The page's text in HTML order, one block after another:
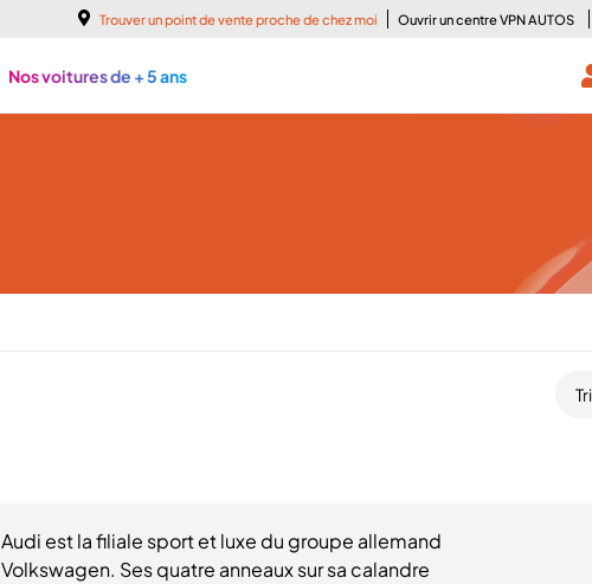
Trouver un point de vente proche de chez moi Ouvrir un centre VPN AUTOS
Nos voitures de + 5 ans
Audi est la filiale sport et luxe du groupe allemand
Volkswagen. Ses quatre anneaux sur sa calandre